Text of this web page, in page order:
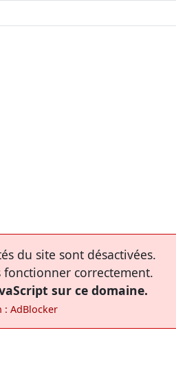
du site sont désactivées.
fonctionner correctement.
sur ce domaine.
: AdBlocker